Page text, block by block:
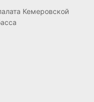
Кемеровской